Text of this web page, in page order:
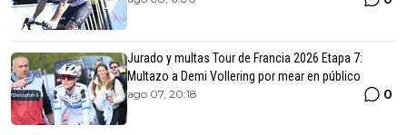
Jurado y multas Tour de Francia 2026 Etapa 7:
Multazo a Demi Vollering por mear en público
ago 07, 20:18 0